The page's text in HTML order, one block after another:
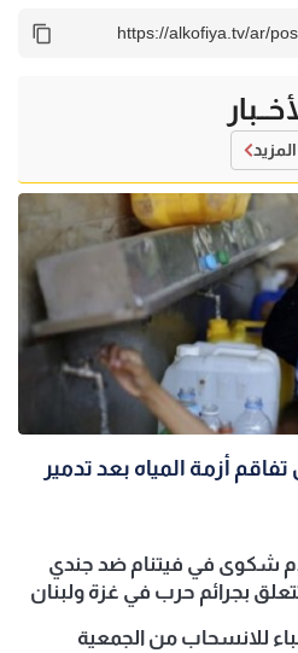
المزيد
تفاقم أزمة المياه بعد تدمير
شكوى في فيتنام ضد جندي
بجرائم حرب في غزة ولبنان
للانسحاب من الجمعية